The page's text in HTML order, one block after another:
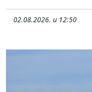
02.08.2026. u 12:50